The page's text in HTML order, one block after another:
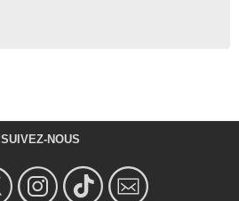
SUIVEZ-NOUS